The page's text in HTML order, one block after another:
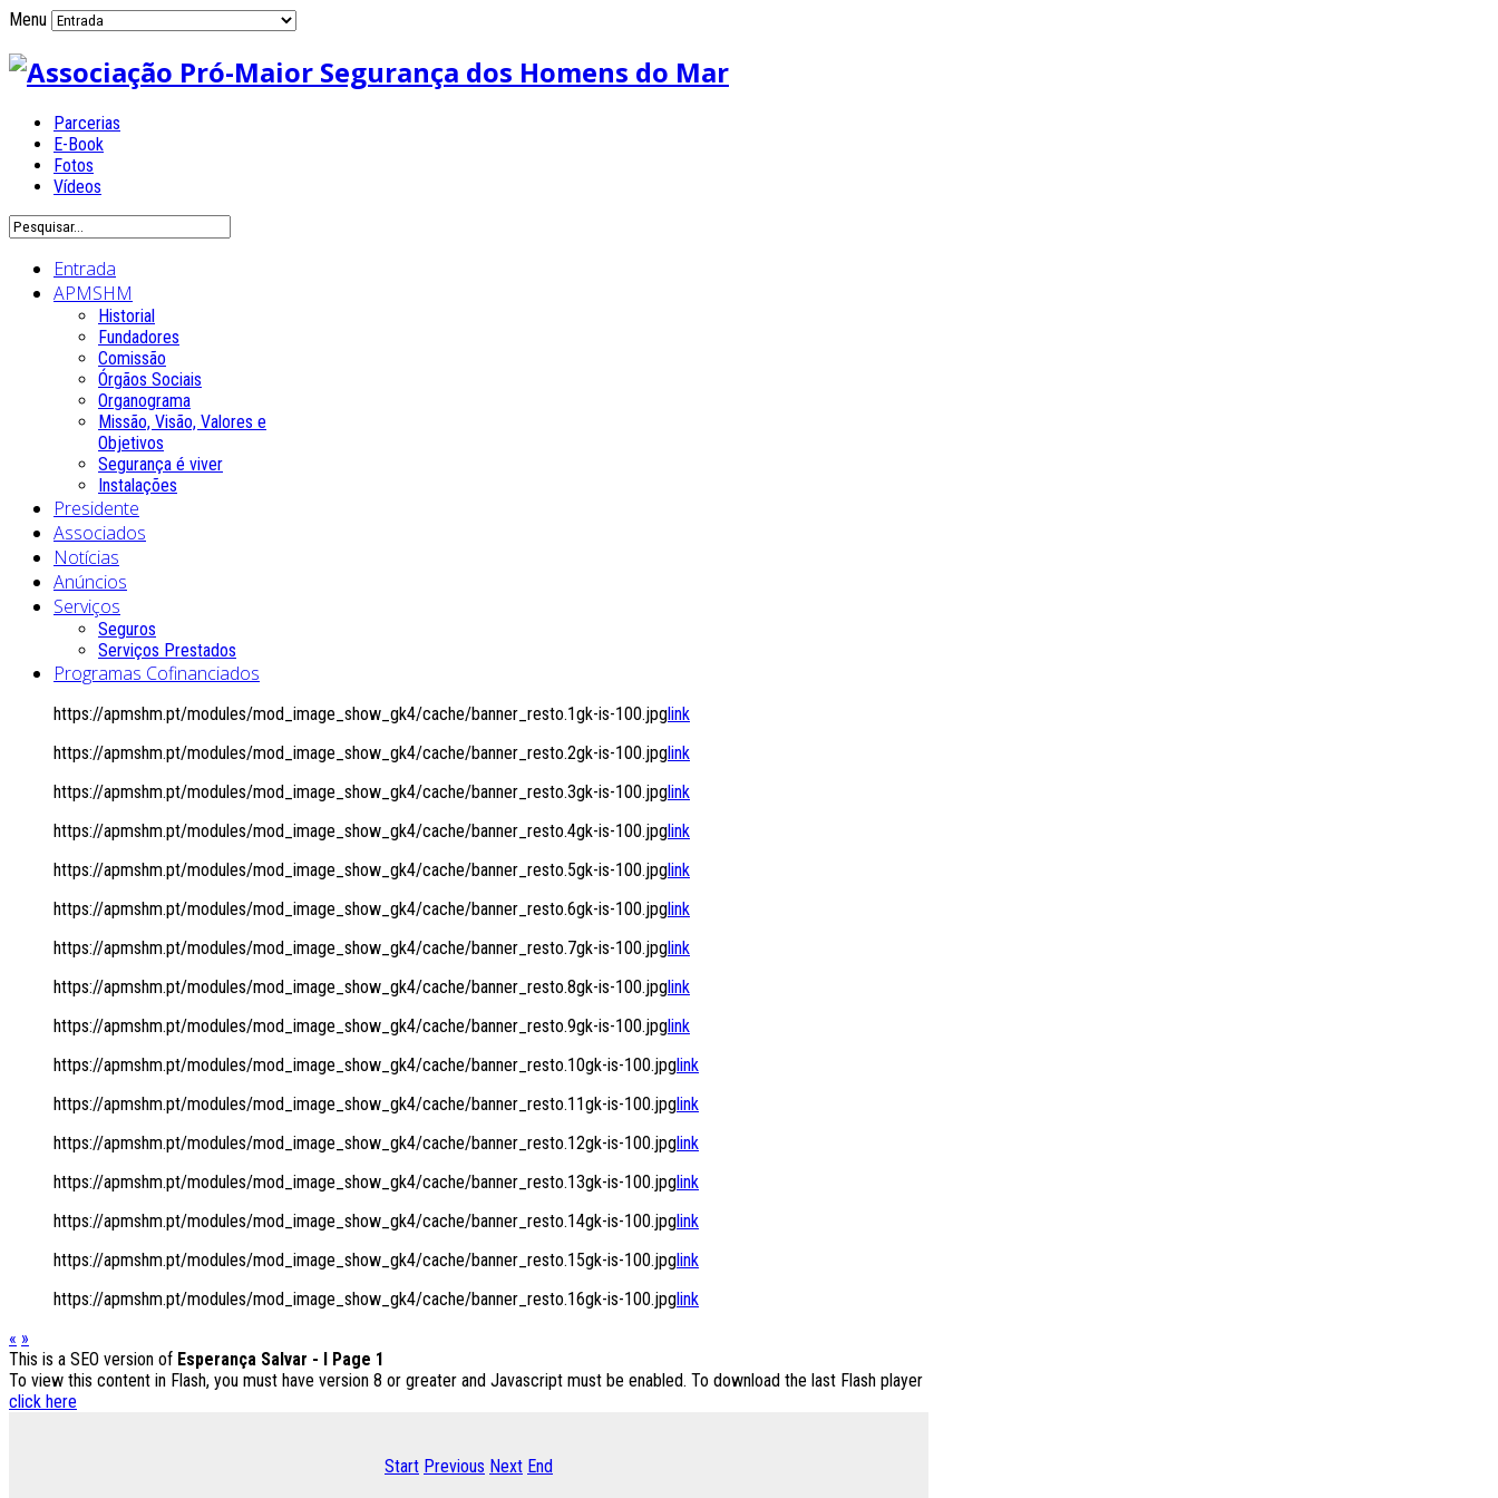
Menu
Parcerias
E-Book
Fotos
Vídeos
Entrada
APMSHM
Historial
Fundadores
Comissão
Órgãos Sociais
Organograma
Missão, Visão, Valores e
Objetivos
Segurança é viver
Instalações
Presidente
Associados
Notícias
Anúncios
Serviços
Seguros
Serviços Prestados
Programas Cofinanciados
https://apmshm.pt/modules/mod_image_show_gk4/cache/banner_resto.1gk-is-100.jpglink
https://apmshm.pt/modules/mod_image_show_gk4/cache/banner_resto.2gk-is-100.jpglink
https://apmshm.pt/modules/mod_image_show_gk4/cache/banner_resto.3gk-is-100.jpglink
https://apmshm.pt/modules/mod_image_show_gk4/cache/banner_resto.4gk-is-100.jpglink
https://apmshm.pt/modules/mod_image_show_gk4/cache/banner_resto.5gk-is-100.jpglink
https://apmshm.pt/modules/mod_image_show_gk4/cache/banner_resto.6gk-is-100.jpglink
https://apmshm.pt/modules/mod_image_show_gk4/cache/banner_resto.7gk-is-100.jpglink
https://apmshm.pt/modules/mod_image_show_gk4/cache/banner_resto.8gk-is-100.jpglink
https://apmshm.pt/modules/mod_image_show_gk4/cache/banner_resto.9gk-is-100.jpglink
https://apmshm.pt/modules/mod_image_show_gk4/cache/banner_resto.10gk-is-100.jpglink
https://apmshm.pt/modules/mod_image_show_gk4/cache/banner_resto.11gk-is-100.jpglink
https://apmshm.pt/modules/mod_image_show_gk4/cache/banner_resto.12gk-is-100.jpglink
https://apmshm.pt/modules/mod_image_show_gk4/cache/banner_resto.13gk-is-100.jpglink
https://apmshm.pt/modules/mod_image_show_gk4/cache/banner_resto.14gk-is-100.jpglink
https://apmshm.pt/modules/mod_image_show_gk4/cache/banner_resto.15gk-is-100.jpglink
https://apmshm.pt/modules/mod_image_show_gk4/cache/banner_resto.16gk-is-100.jpglink
« »
This is a SEO version of Esperança Salvar - I Page 1
To view this content in Flash, you must have version 8 or greater and Javascript must be enabled. To download the last Flash player
click here
Start Previous Next End